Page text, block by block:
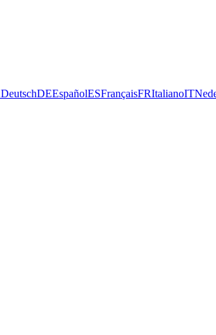
DeutschDEEspañolESFrançaisFRItalianoIT